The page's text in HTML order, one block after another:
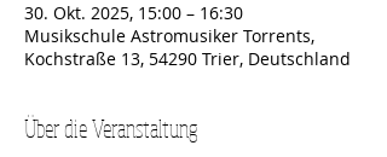
30. Okt. 2025, 15:00 – 16:30
Musikschule Astromusiker Torrents,
Kochstraße 13, 54290 Trier, Deutschland
Über die Veranstaltung